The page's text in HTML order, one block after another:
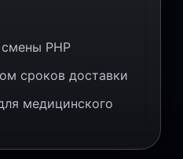
PHP
сроков доставки
медицинского